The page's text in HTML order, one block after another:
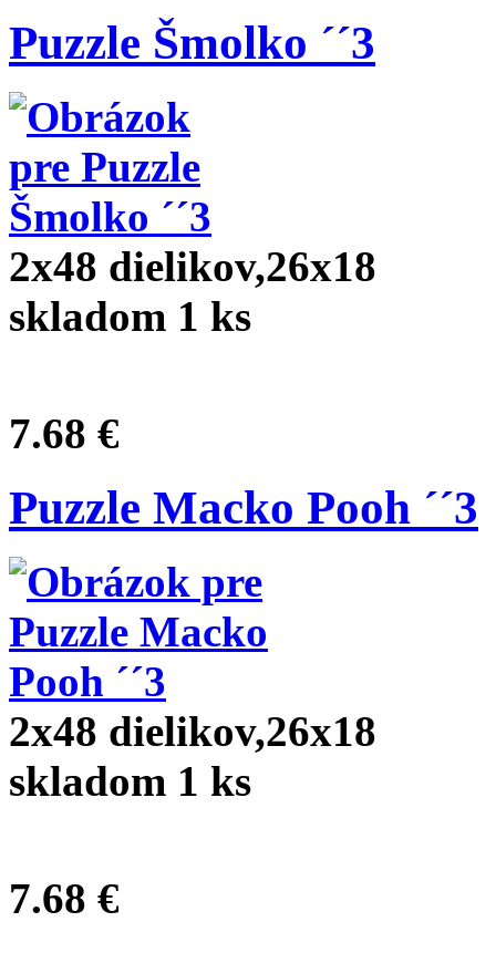
Puzzle Šmolko ´´3
2x48 dielikov,26x18
skladom 1 ks
7.68 €
Puzzle Macko Pooh ´´3
2x48 dielikov,26x18
skladom 1 ks
7.68 €